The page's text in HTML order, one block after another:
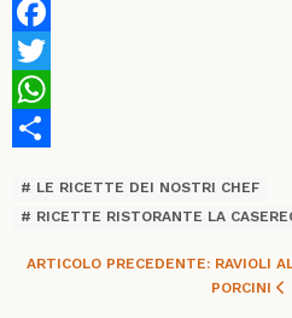
Facebook
Twitter
WhatsApp
LE RICETTE DEI NOSTRI CHEF
RICETTE RISTORANTE LA
ARTICOLO PRECEDENTE: RAVIOLI
PORCINI